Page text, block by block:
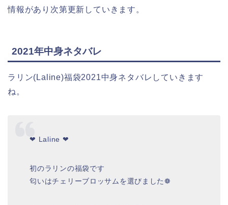
情報があり次第更新していきます。
2021年中身ネタバレ
ラリン(Laline)福袋2021中身ネタバレしていきます
ね。
❤︎ Laline ❤︎
初のラリンの福袋です
匂いはチェリーブロッサムを選びました❁